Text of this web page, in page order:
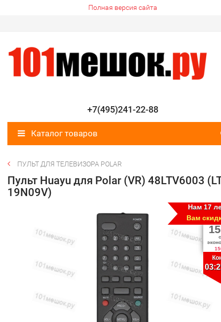
Полная версия сайта
+7(495)241-22-88
Каталог товаров
ПУЛЬТ ДЛЯ ТЕЛЕВИЗОРА POLAR
Пульт Huayu для Polar (VR) 48LTV6003
19N09V)
Нам 17
Вам
15